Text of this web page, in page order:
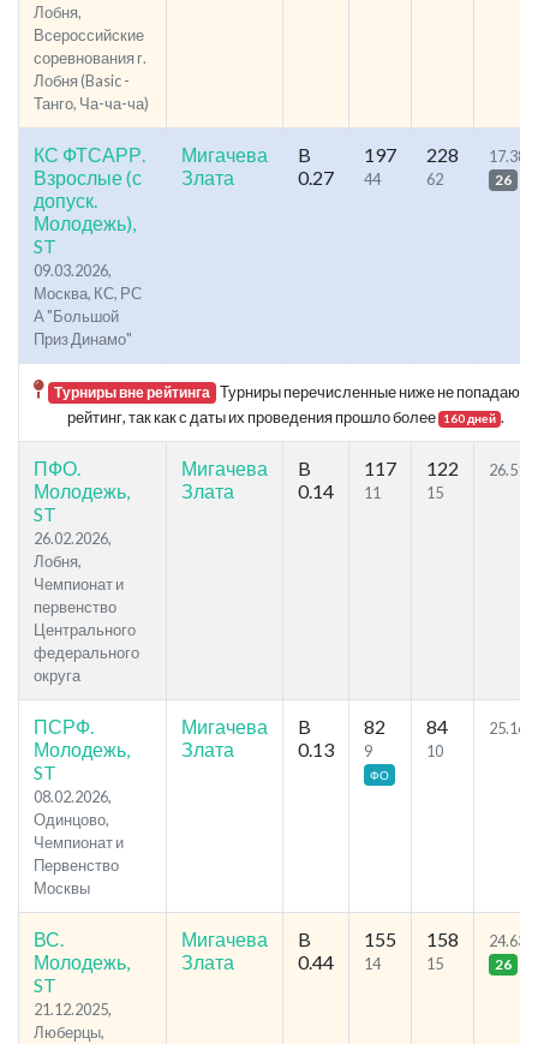
Лобня,
Всероссийские
соревнования г.
Лобня (Basic -
Танго, Ча-ча-ча)
КС ФТСАРР.
Взрослые (с
допуск.
Молодежь),
ST
09.03.2026,
Москва, КС, РС
А "Большой
Приз Динамо"
Мигачева
Злата
B
0.27
197
44
228
62
17.38
26
Турниры вне рейтинга Турниры перечисленные ниже не попадают в
рейтинг, так как с даты их проведения прошло более 160 дней .
ПФО.
Молодежь,
ST
26.02.2026,
Лобня,
Чемпионат и
первенство
Центрального
федерального
округа
Мигачева
Злата
B
0.14
117
11
122
15
26.51
ПСРФ.
Молодежь,
ST
08.02.2026,
Одинцово,
Чемпионат и
Первенство
Москвы
Мигачева
Злата
B
0.13
82
9
ФО
84
10
25.16
ВС.
Молодежь,
ST
21.12.2025,
Люберцы,
Мигачева
Злата
B
0.44
155
14
158
15
24.63
26